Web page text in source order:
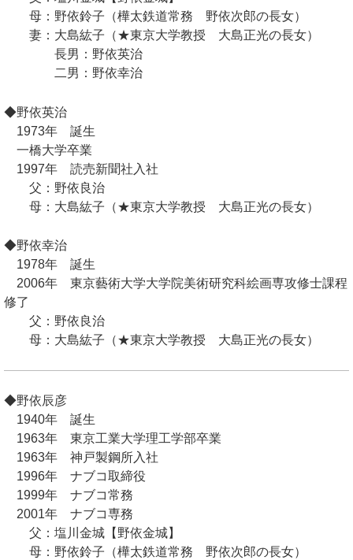
母：野依鈴子（樺太鉄道常務 野依次郎の長女）
妻：大島紘子（★東京大学教授 大島正光の長女）
長男：野依英治
二男：野依幸治
◆野依英治
1973年 誕生
一橋大学卒業
1997年 読売新聞社入社
父：野依良治
母：大島紘子（★東京大学教授 大島正光の長女）
◆野依幸治
1978年 誕生
2006年 東京藝術大学大学院美術研究科絵画専攻修士課程
修了
父：野依良治
母：大島紘子（★東京大学教授 大島正光の長女）
◆野依辰彦
1940年 誕生
1963年 東京工業大学理工学部卒業
1963年 神戸製鋼所入社
1996年 ナブコ取締役
1999年 ナブコ常務
2001年 ナブコ専務
父：塩川金城【野依金城】
母：野依鈴子（樺太鉄道常務 野依次郎の長女）